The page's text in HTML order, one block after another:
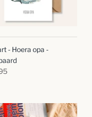
- Hoera opa -